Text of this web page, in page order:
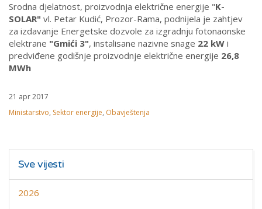
Srodna djelatnost, proizvodnja električne energije "K-
SOLAR" vl. Petar Kudić, Prozor-Rama, podnijela je zahtjev
za izdavanje Energetske dozvole za izgradnju fotonaonske
elektrane "Gmići 3", instalisane nazivne snage 22 kW i
predviđene godišnje proizvodnje električne energije 26,8
MWh
21 apr 2017
Ministarstvo, Sektor energije, Obavještenja
Sve vijesti
2026